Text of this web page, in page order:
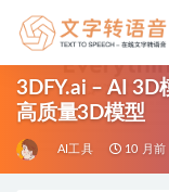
3DFY.ai – AI 3D
高质量3D模型
AI工具 10 月前